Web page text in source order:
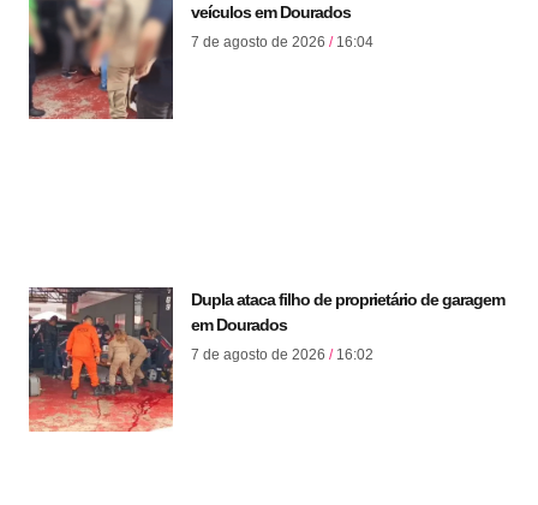
veículos em Dourados
7 de agosto de 2026 16:04
Dupla ataca filho de proprietário de garagem
em Dourados
7 de agosto de 2026 16:02